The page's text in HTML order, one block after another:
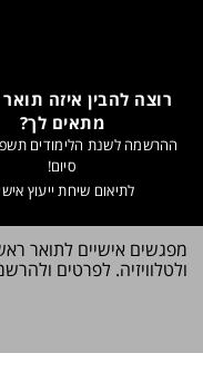
מפגשים אישיים לתואר
ולטלוויזיה. לפרטים
רוצה להבין איזה
מתאים לך?
ההרשמה לשנת הלימודים
סיום!
לתיאום שיחת ייעוץ